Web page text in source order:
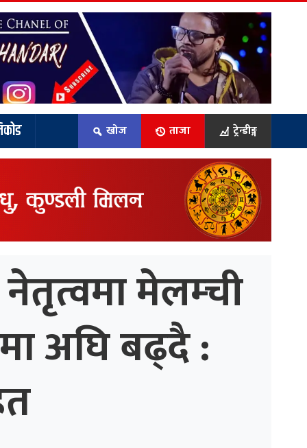
खोज ताजा ट्रेन्डीङ्ग
मेलम्ची
अघि बढ्दै :